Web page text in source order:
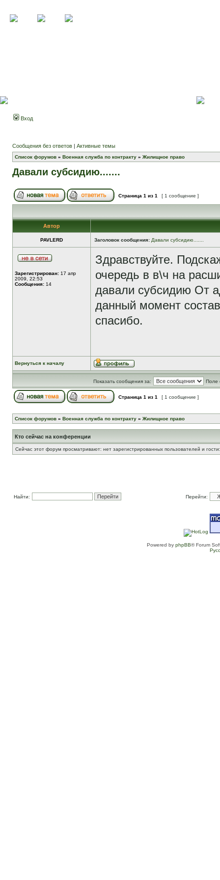
Вход
Сообщения без ответов | Активные темы
Список форумов » Военная служба по контракту » Жилищное право
Давали субсидию.......
Страница 1 из 1 [ 1 сообщение ]
Автор
PAVLERD Заголовок сообщения: Давали субсидию.......
Зарегистрирован: 17 апр
2009, 22:53
Сообщения: 14
Здравствуйте.
очередь в в\ч на
давали субсидию От
данный момент
спасибо.
Вернуться к началу
Показать сообщения за: Поле
Страница 1 из 1 [ 1 сообщение ]
Список форумов » Военная служба по контракту » Жилищное право
Кто сейчас на конференции
Сейчас этот форум просматривают: нет зарегистрированных пользователей и
Найти: Перейти:
Powered by phpBB® Forum